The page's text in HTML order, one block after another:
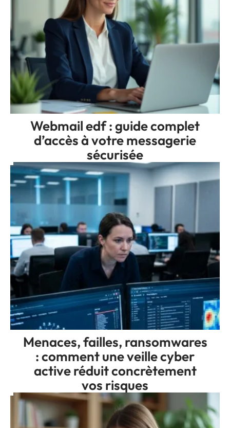
Webmail edf : guide complet
d’accès à votre messagerie
sécurisée
Menaces, failles, ransomwares
: comment une veille cyber
active réduit concrètement
vos risques